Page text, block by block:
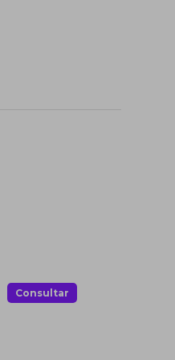
Consultar